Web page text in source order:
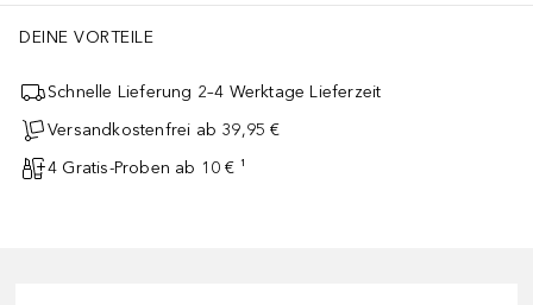
DEINE VORTEILE
Schnelle Lieferung 2–4 Werktage Lieferzeit
Versandkostenfrei ab 39,95 €
4 Gratis-Proben ab 10 € ¹